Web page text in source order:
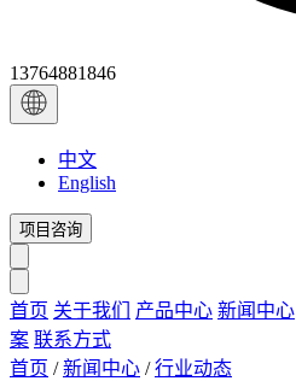
13764881846
中文
English
项目咨询
首页 关于我们 产品中心 新闻中心
案 联系方式
首页 / 新闻中心 / 行业动态